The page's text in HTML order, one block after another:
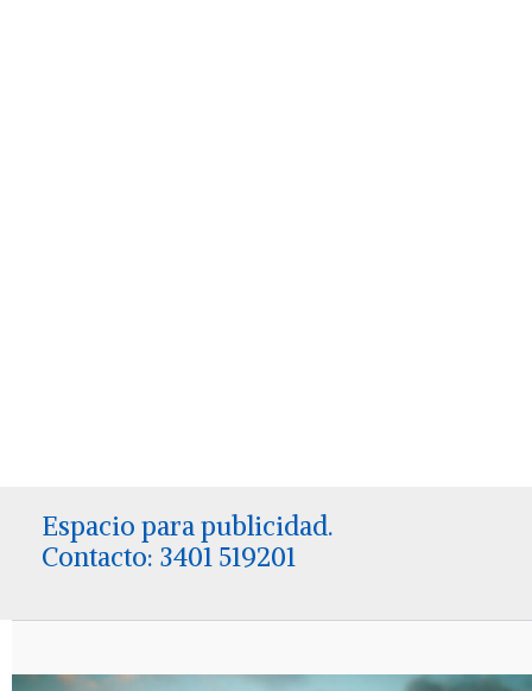
Espacio para publicidad.
Contacto: 3401 519201